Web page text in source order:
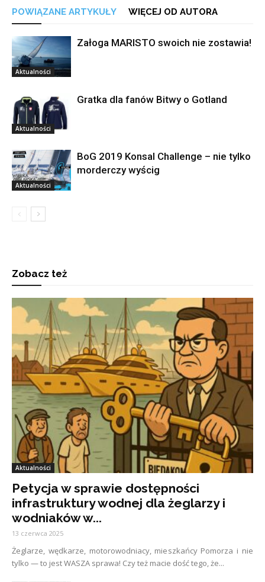
POWIĄZANE ARTYKUŁY WIĘCEJ OD AUTORA
Aktualności
Załoga MARISTO swoich nie zostawia!
Aktualności
Gratka dla fanów Bitwy o Gotland
Aktualności
BoG 2019 Konsal Challenge – nie tylko
morderczy wyścig
Zobacz też
Aktualności
Petycja w sprawie dostępności
infrastruktury wodnej dla żeglarzy i
wodniaków w...
13 czerwca 2025
Żeglarze, wędkarze, motorowodniacy, mieszkańcy Pomorza i nie
tylko — to jest WASZA sprawa! Czy też macie dość tego, że...